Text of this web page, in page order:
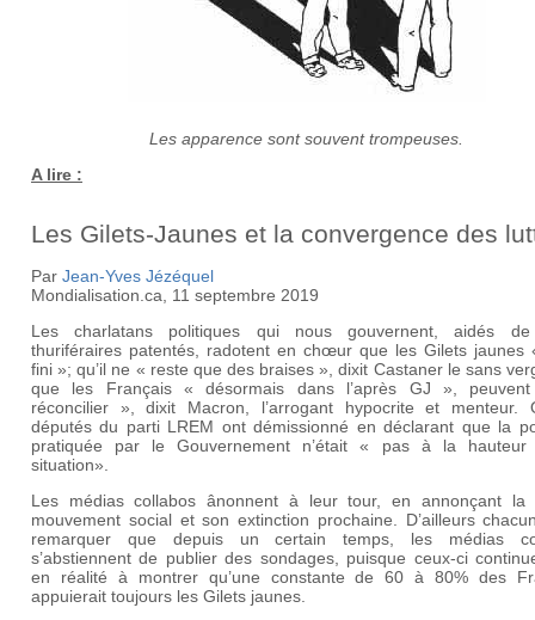
Les apparence sont souvent trompeuses.
A lire :
Les Gilets-Jaunes et la convergence des
Par Jean-Yves Jézéquel
Mondialisation.ca, 11 septembre 2019
Les charlatans politiques qui nous gouvernent, aidés
thuriféraires patentés, radotent en chœur que les Gilets jaunes
fini »; qu’il ne « reste que des braises », dixit Castaner le sans
que les Français « désormais dans l’après GJ »,
réconcilier », dixit Macron, l’arrogant hypocrite et menteur.
députés du parti LREM ont démissionné en déclarant que la
pratiquée par le Gouvernement n’était « pas à la
situation».
Les médias collabos ânonnent à leur tour, en annonçant la
mouvement social et son extinction prochaine. D’ailleurs
remarquer que depuis un certain temps, les médias
s’abstiennent de publier des sondages, puisque ceux-ci
en réalité à montrer qu’une constante de 60 à 80% des
appuierait toujours les Gilets jaunes.